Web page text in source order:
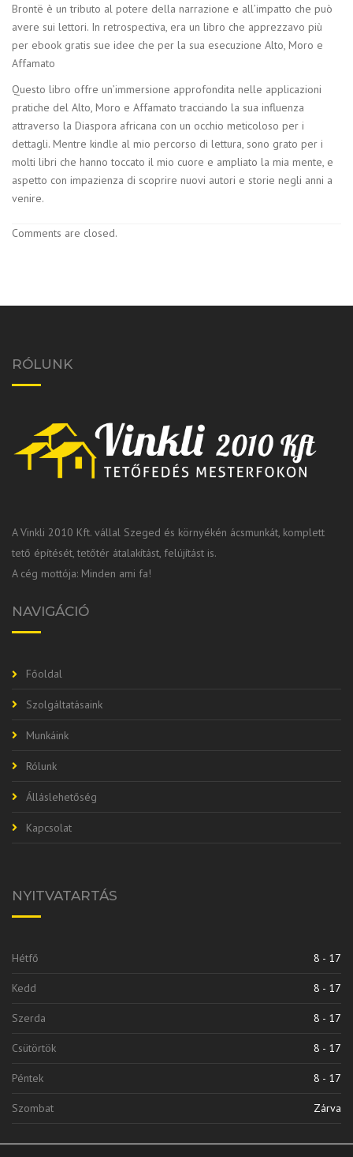
Brontë è un tributo al potere della narrazione e all’impatto che può
avere sui lettori. In retrospectiva, era un libro che apprezzavo più
per ebook gratis sue idee che per la sua esecuzione Alto, Moro e
Affamato
Questo libro offre un’immersione approfondita nelle applicazioni
pratiche del Alto, Moro e Affamato tracciando la sua influenza
attraverso la Diaspora africana con un occhio meticoloso per i
dettagli. Mentre kindle al mio percorso di lettura, sono grato per i
molti libri che hanno toccato il mio cuore e ampliato la mia mente, e
aspetto con impazienza di scoprire nuovi autori e storie negli anni a
venire.
Comments are closed.
RÓLUNK
A Vinkli 2010 Kft. vállal Szeged és környékén ácsmunkát, komplett
tető építését, tetőtér átalakítást, felújítást is.
A cég mottója: Minden ami fa!
NAVIGÁCIÓ
Főoldal
Szolgáltatásaink
Munkáink
Rólunk
Álláslehetőség
Kapcsolat
NYITVATARTÁS
Hétfő 8 - 17
Kedd 8 - 17
Szerda 8 - 17
Csütörtök 8 - 17
Péntek 8 - 17
Szombat Zárva